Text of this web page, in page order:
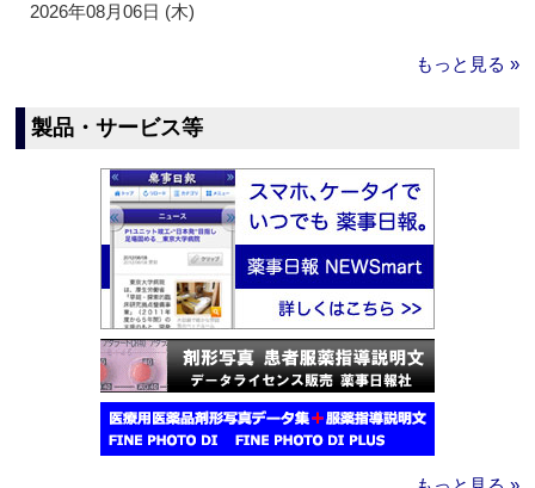
2026年08月06日 (木)
もっと見る »
製品・サービス等